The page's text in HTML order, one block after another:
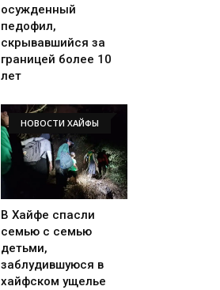
осужденный
педофил,
скрывавшийся за
границей более 10
лет
НОВОСТИ ХАЙФЫ
В Хайфе спасли
семью с семью
детьми,
заблудившуюся в
хайфском ущелье